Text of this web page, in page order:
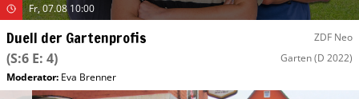
Fr, 07.08 10:00
Duell der Gartenprofis ZDF Neo
(S:6 E: 4) Garten(D 2022)
Moderator: Eva Brenner